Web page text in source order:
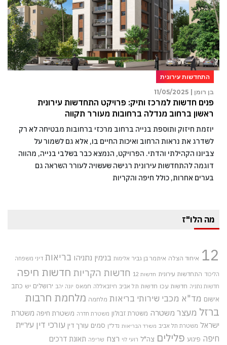
התחדשות עירונית
בן רומן | 11/05/2025
פנים חדשות למרכז ותיק: פרויקט התחדשות עירונית
ראשון ברחוב מנדלה ברחובות מעורר תקווה
יוזמת חיזוק ותוספת בנייה ברחוב מרכזי ברחובות מבטיחה לא רק
לשדרג את נראות הרחוב ואיכות החיים בו, אלא גם לשמור על
צביונו הקהילתי והדתי. הפרויקט, הנמצא כבר בשלבי בנייה, מהווה
דוגמה להתחדשות עירונית רגישה שעשויה לעורר השראה גם
בערים אחרות, כולל חיפה והקריות
מה הלו"ז
12 איחוד הצלה איתמר בן גביר אלימות בנימין נתניהו בריאות דיני משפחה
הליכוד התחדשות עירונית חדשות 12 חדשות הקריות חדשות חיפה
חדשות נתניה חדשות עכו חדשות תל אביב חיזבאללה חמאס יונה יהב ירושלים יש כתב
אישום מד"א מכבי שירותי בריאות מלחמה מלחמת חרבות
ברזל מעצר משטרה משטרת זבולון משטרת חדרה משטרת חיפה משטרת
ישראל משטרת תל אביב משרד הבריאות נדל"ן סמים עורך דין עורכי דין עיריית
חיפה פיגוע פלילים צה"ל רועי לוי רצח שריפה תאונת דרכים